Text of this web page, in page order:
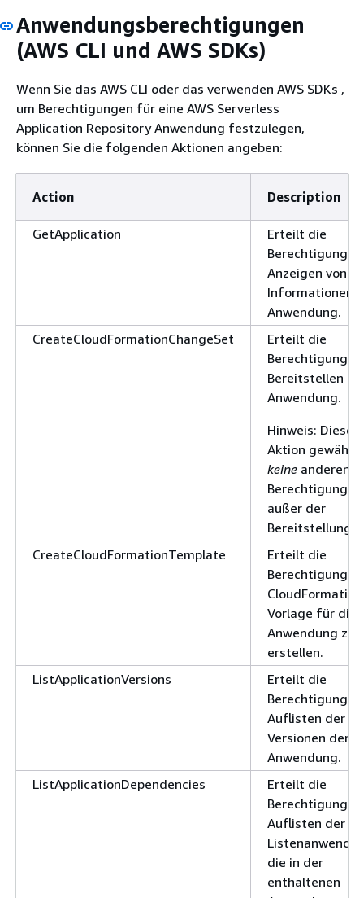
Anwendungsberechtigungen
(AWS CLI und AWS SDKs)
Wenn Sie das AWS CLI oder das verwenden AWS SDKs ,
um Berechtigungen für eine AWS Serverless
Application Repository Anwendung festzulegen,
können Sie die folgenden Aktionen angeben:
Action Description
GetApplication
Erteilt die
Berechtigung
Anzeigen von
Informationen
Anwendung.
CreateCloudFormationChangeSet
Erteilt die
Berechtigung
Bereitstellen
Anwendung.
Hinweis: Diese
Aktion gewährt
keine anderen
Berechtigungen
außer der
Bereitstellung.
CreateCloudFormationTemplate
Erteilt die
Berechtigung,
CloudFormation
Vorlage für die
Anwendung zu
erstellen.
ListApplicationVersions
Erteilt die
Berechtigung
Auflisten der
Versionen der
Anwendung.
ListApplicationDependencies
Erteilt die
Berechtigung
Auflisten der
die in der
enthaltenen